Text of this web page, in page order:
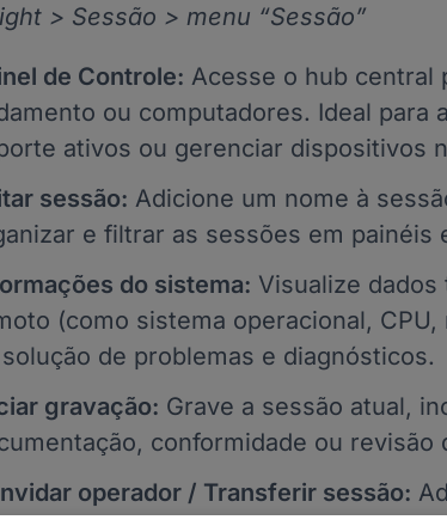
> Sessão > menu “Sessão”
de Controle: Acesse o hub central
ou computadores. Ideal
ativos ou gerenciar dispositivos
sessão: Adicione um nome à
e filtrar as sessões em painéis
do sistema: Visualize
(como sistema operacional,
de problemas e diagnósticos.
gravação: Grave a sessão atual,
conformidade ou revisão
operador / Transferir sessão: